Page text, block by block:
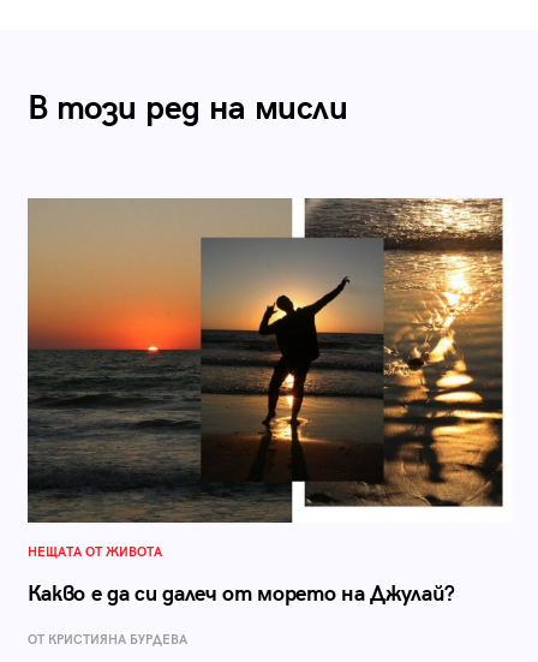
В този ред на мисли
НЕЩАТА ОТ ЖИВОТА
Какво е да си далеч от морето на Джулай?
ОТ КРИСТИЯНА БУРДЕВА